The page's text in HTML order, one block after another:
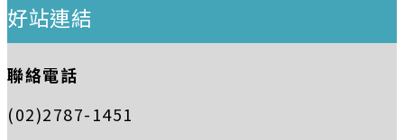
好站連結
聯絡電話
(02)2787-1451